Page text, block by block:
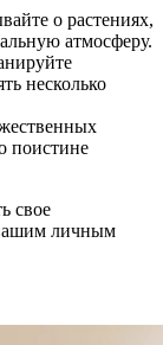
о растениях,
атмосферу.
несколько
поистине
свое
вашим личным